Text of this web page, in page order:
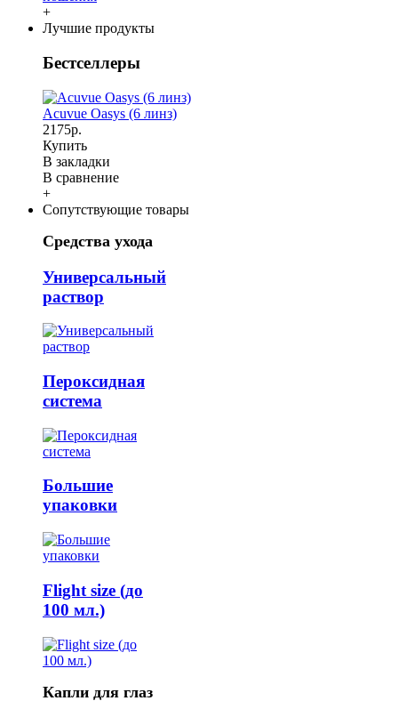
+
Лучшие продукты
Бестселлеры
Acuvue Oasys (6 линз)
2175р.
Купить
В закладки
В сравнение
+
Сопутствующие товары
Средства ухода
Универсальный
раствор
Пероксидная
система
Большие
упаковки
Flight size (до
100 мл.)
Капли для глаз